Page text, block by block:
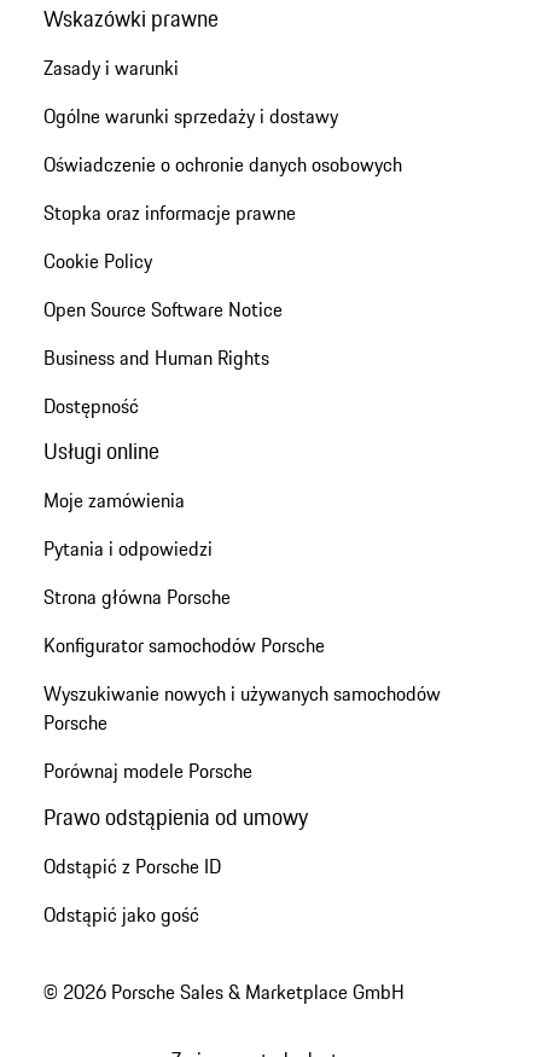
Wskazówki prawne
Zasady i warunki
Ogólne warunki sprzedaży i dostawy
Oświadczenie o ochronie danych osobowych
Stopka oraz informacje prawne
Cookie Policy
Open Source Software Notice
Business and Human Rights
Dostępność
Usługi online
Moje zamówienia
Pytania i odpowiedzi
Strona główna Porsche
Konfigurator samochodów Porsche
Wyszukiwanie nowych i używanych samochodów
Porsche
Porównaj modele Porsche
Prawo odstąpienia od umowy
Odstąpić z Porsche ID
Odstąpić jako gość
© 2026 Porsche Sales & Marketplace GmbH